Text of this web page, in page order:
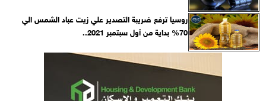
روسيا ترفع ضريبة التصدير علي زيت عباد الشمس الي
70% بداية من أول سبتمبر 2021..